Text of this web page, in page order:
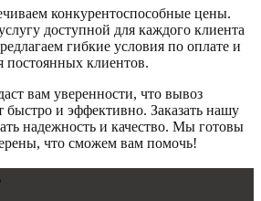
конкурентоспособные цены.
доступной для каждого клиента
гибкие условия по оплате и
клиентов.
вам уверенности, что вывоз
быстро и эффективно. Заказать нашу
надежность и качество. Мы готовы
что сможем вам помочь!